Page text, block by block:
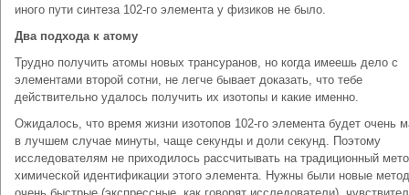
иного пути синтеза 102-го элемента у физиков не было.
Два подхода к атому
Трудно получить атомы новых трансуранов, но когда имеешь дело с
элементами второй сотни, не легче бывает доказать, что тебе
действительно удалось получить их изотопы и какие именно.
Ожидалось, что время жизни изотопов 102-го элемента будет очень
в лучшем случае минуты, чаще секунды и доли секунд. Поэтому
исследователям не приходилось рассчитывать на традиционный
химической идентификации этого элемента. Нужны были новые